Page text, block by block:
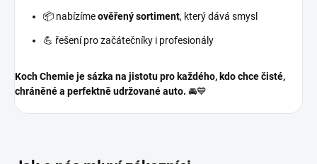
📦 nabízímeověřený sortiment, který dává smysl
💪 řešení pro začátečníky i profesionály
Koch Chemie je sázka na jistotu pro každého, kdo chce čisté,
chráněné a perfektně udržované auto. 🚘💙